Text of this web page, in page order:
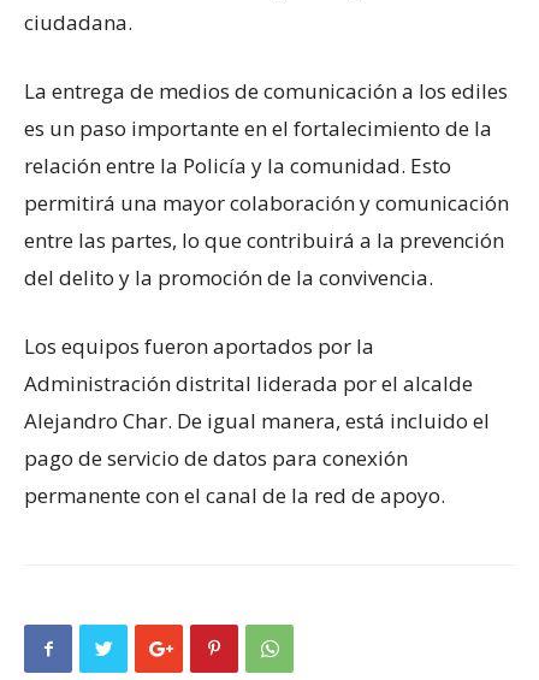
ciudadana.
La entrega de medios de comunicación a los ediles
es un paso importante en el fortalecimiento de la
relación entre la Policía y la comunidad. Esto
permitirá una mayor colaboración y comunicación
entre las partes, lo que contribuirá a la prevención
del delito y la promoción de la convivencia.
Los equipos fueron aportados por la
Administración distrital liderada por el alcalde
Alejandro Char. De igual manera, está incluido el
pago de servicio de datos para conexión
permanente con el canal de la red de apoyo.